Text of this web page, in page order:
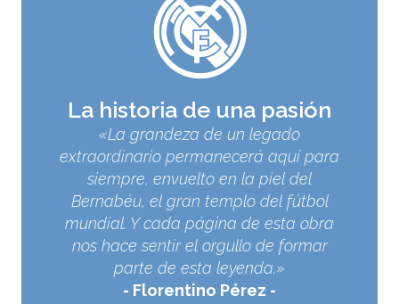
La historia de una pasión
«La grandeza de un legado
extraordinario permanecerá aquí para
siempre, envuelto en la piel del
Bernabéu, el gran templo del fútbol
mundial. Y cada página de esta obra
nos hace sentir el orgullo de formar
parte de esta leyenda.»
Florentino Pérez